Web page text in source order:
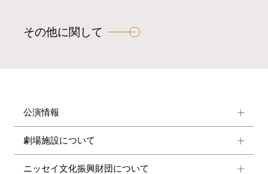
その他に関して
公演情報
劇場施設について
ニッセイ文化振興財団について